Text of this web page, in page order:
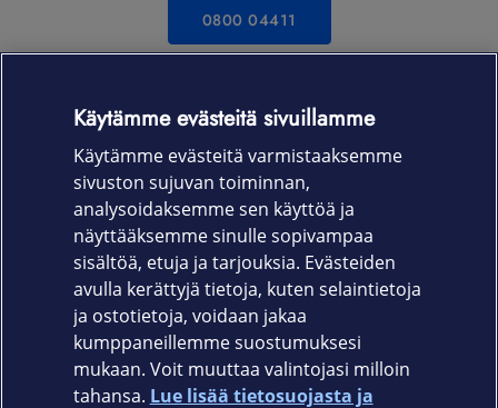
0800 04411
Kiinnostuitko?
OTA YHTEYTTÄ
Käytämme evästeitä sivuillamme
Käytämme evästeitä varmistaaksemme
sivuston sujuvan toiminnan,
analysoidaksemme sen käyttöä ja
näyttääksemme sinulle sopivampaa
sisältöä, etuja ja tarjouksia. Evästeiden
avulla kerättyjä tietoja, kuten selaintietoja
ja ostotietoja, voidaan jakaa
kumppaneillemme suostumuksesi
mukaan. Voit muuttaa valintojasi milloin
tahansa. Lue lisää tietosuojasta ja